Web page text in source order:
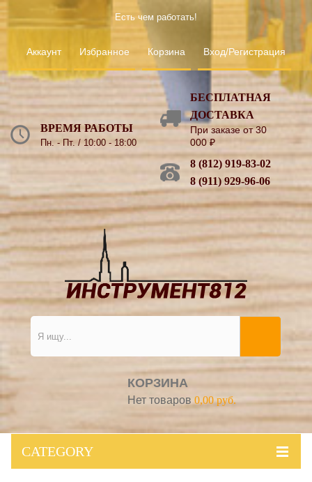
Есть чем работать!
Аккаунт Избранное Корзина Вход/Регистрация
ВРЕМЯ РАБОТЫ
Пн. - Пт. / 10:00 - 18:00
БЕСПЛАТНАЯ
ДОСТАВКА
При заказе от 30
000₽
8 (812) 919-83-02
8 (911) 929-96-06
КОРЗИНА
Нет товаров 0,00 руб.
CATEGORY